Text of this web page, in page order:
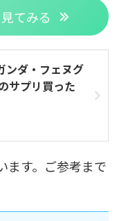
てみる
ンダ・フェヌグ
サプリ買った
ます。ご参考まで